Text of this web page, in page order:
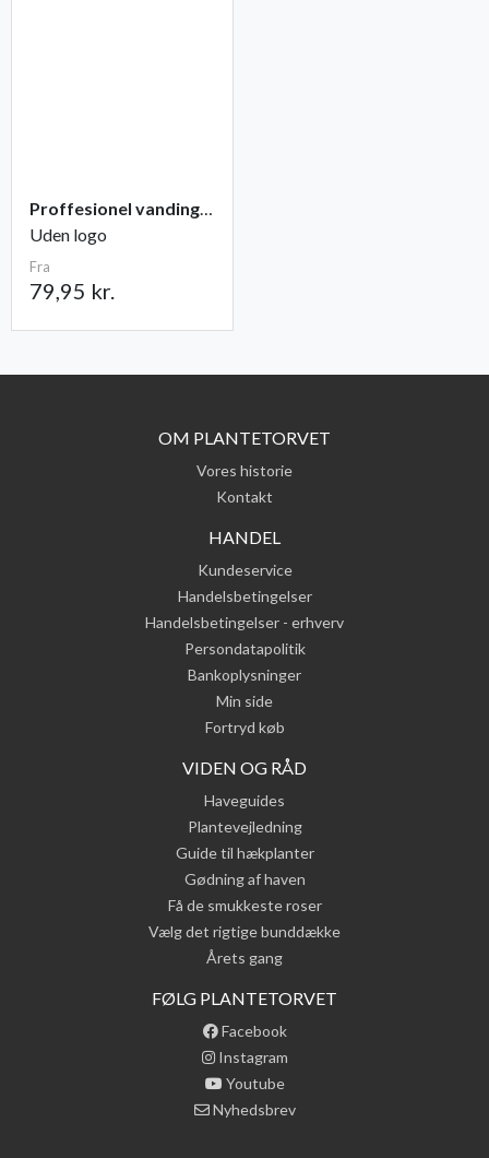
Proffesionel vandingspose 100 liter
Uden logo
Fra
79,95 kr.
OM PLANTETORVET
Vores historie
Kontakt
HANDEL
Kundeservice
Handelsbetingelser
Handelsbetingelser - erhverv
Persondatapolitik
Bankoplysninger
Min side
Fortryd køb
VIDEN OG RÅD
Haveguides
Plantevejledning
Guide til hækplanter
Gødning af haven
Få de smukkeste roser
Vælg det rigtige bunddække
Årets gang
FØLG PLANTETORVET
Facebook
Instagram
Youtube
Nyhedsbrev